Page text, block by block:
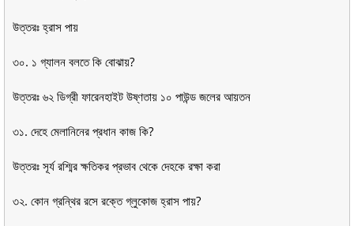
উত্তরঃ হ্রাস পায়
৩০. ১ গ্যালন বলতে কি বোঝায়?
উত্তরঃ ৬২ ডিগ্রী ফারেনহাইট উষ্ণতায় ১০ পাউন্ড জলের আয়তন
৩১. দেহে মেলানিনের প্রধান কাজ কি?
উত্তরঃ সূর্য রশ্মির ক্ষতিকর প্রভাব থেকে দেহকে রক্ষা করা
৩২. কোন গ্রন্থির রসে রক্তে গ্লুকোজ হ্রাস পায়?